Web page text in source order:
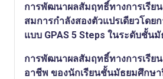
การพัฒนาผลสัมฤทธิ์ทางการเรีย
สมการกําลังสองตัวแปรเดียวโดย
แบบ GPAS 5 Steps ในระดับชั้น
การพัฒนาผลสัมฤทธิ์ทางการเรีย
อาชีพ ของนักเรียนชั้นมัธยมศึกษา